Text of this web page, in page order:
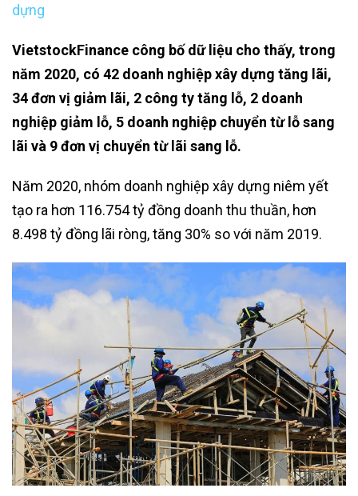
dựng
VietstockFinance công bố dữ liệu cho thấy, trong
năm 2020, có 42 doanh nghiệp xây dựng tăng lãi,
34 đơn vị giảm lãi, 2 công ty tăng lỗ, 2 doanh
nghiệp giảm lỗ, 5 doanh nghiệp chuyển từ lỗ sang
lãi và 9 đơn vị chuyển từ lãi sang lỗ.
Năm 2020, nhóm doanh nghiệp xây dựng niêm yết
tạo ra hơn 116.754 tỷ đồng doanh thu thuần, hơn
8.498 tỷ đồng lãi ròng, tăng 30% so với năm 2019.